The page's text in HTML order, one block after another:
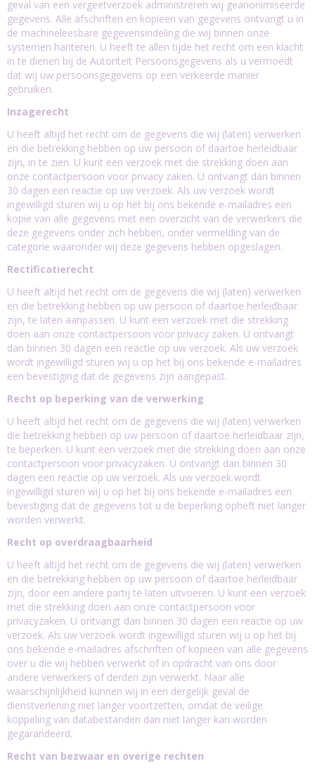
geval van een vergeetverzoek administreren wij geanonimiseerde
gegevens. Alle afschriften en kopieën van gegevens ontvangt u in
de machineleesbare gegevensindeling die wij binnen onze
systemen hanteren. U heeft te allen tijde het recht om een klacht
in te dienen bij de Autoriteit Persoonsgegevens als u vermoedt
dat wij uw persoonsgegevens op een verkeerde manier
gebruiken.
Inzagerecht
U heeft altijd het recht om de gegevens die wij (laten) verwerken
en die betrekking hebben op uw persoon of daartoe herleidbaar
zijn, in te zien. U kunt een verzoek met die strekking doen aan
onze contactpersoon voor privacy zaken. U ontvangt dan binnen
30 dagen een reactie op uw verzoek. Als uw verzoek wordt
ingewilligd sturen wij u op het bij ons bekende e-mailadres een
kopie van alle gegevens met een overzicht van de verwerkers die
deze gegevens onder zich hebben, onder vermelding van de
categorie waaronder wij deze gegevens hebben opgeslagen.
Rectificatierecht
U heeft altijd het recht om de gegevens die wij (laten) verwerken
en die betrekking hebben op uw persoon of daartoe herleidbaar
zijn, te laten aanpassen. U kunt een verzoek met die strekking
doen aan onze contactpersoon voor privacy zaken. U ontvangt
dan binnen 30 dagen een reactie op uw verzoek. Als uw verzoek
wordt ingewilligd sturen wij u op het bij ons bekende e-mailadres
een bevestiging dat de gegevens zijn aangepast.
Recht op beperking van de verwerking
U heeft altijd het recht om de gegevens die wij (laten) verwerken
die betrekking hebben op uw persoon of daartoe herleidbaar zijn,
te beperken. U kunt een verzoek met die strekking doen aan onze
contactpersoon voor privacyzaken. U ontvangt dan binnen 30
dagen een reactie op uw verzoek. Als uw verzoek wordt
ingewilligd sturen wij u op het bij ons bekende e-mailadres een
bevestiging dat de gegevens tot u de beperking opheft niet langer
worden verwerkt.
Recht op overdraagbaarheid
U heeft altijd het recht om de gegevens die wij (laten) verwerken
en die betrekking hebben op uw persoon of daartoe herleidbaar
zijn, door een andere partij te laten uitvoeren. U kunt een verzoek
met die strekking doen aan onze contactpersoon voor
privacyzaken. U ontvangt dan binnen 30 dagen een reactie op uw
verzoek. Als uw verzoek wordt ingewilligd sturen wij u op het bij
ons bekende e-mailadres afschriften of kopieën van alle gegevens
over u die wij hebben verwerkt of in opdracht van ons door
andere verwerkers of derden zijn verwerkt. Naar alle
waarschijnlijkheid kunnen wij in een dergelijk geval de
dienstverlening niet langer voortzetten, omdat de veilige
koppeling van databestanden dan niet langer kan worden
gegarandeerd.
Recht van bezwaar en overige rechten